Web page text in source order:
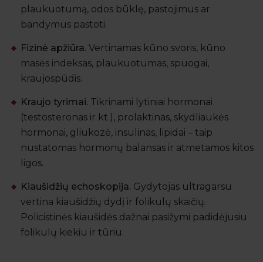
plaukuotumą, odos būklę, pastojimus ar
bandymus pastoti.
Fizinė apžiūra. Vertinamas kūno svoris, kūno
masės indeksas, plaukuotumas, spuogai,
kraujospūdis.
Kraujo tyrimai. Tikrinami lytiniai hormonai
(testosteronas ir kt.), prolaktinas, skydliaukės
hormonai, gliukozė, insulinas, lipidai – taip
nustatomas hormonų balansas ir atmetamos kitos
ligos.
Kiaušidžių echoskopija. Gydytojas ultragarsu
vertina kiaušidžių dydį ir folikulų skaičių.
Policistinės kiaušidės dažnai pasižymi padidėjusiu
folikulų kiekiu ir tūriu.